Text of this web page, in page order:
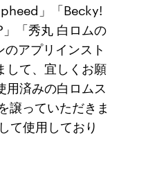
」「Becky!
「秀丸 白ロムの
アプリインスト
して、宜しくお願
用済みの白ロムス
譲っていただきま
て使用しており